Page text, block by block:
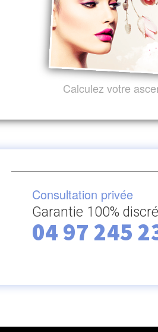
Calculez votre
Consultation privée
Garantie 100%
04 97 245